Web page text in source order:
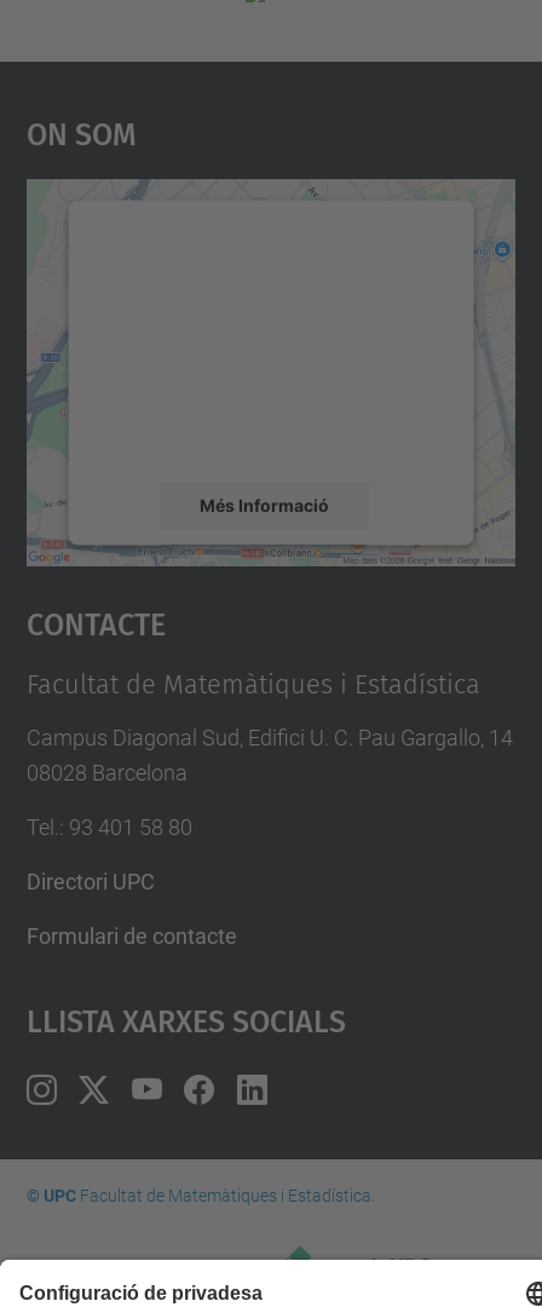
On Som
Més Informació
Accepta
powered by
Contacte
Facultat de Matemàtiques i Estadística
Campus Diagonal Sud, Edifici U. C. Pau Gargallo, 14
08028 Barcelona
Tel. : 93 401 58 80
Directori UPC
Formulari de contacte
Llista Xarxes Socials
© UPCFacultat de Matemàtiques i Estadí­stica.